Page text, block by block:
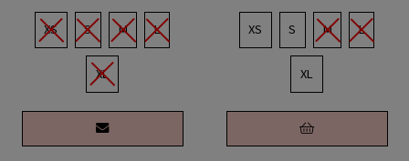
XS S M L
XL
XS S M L
XL